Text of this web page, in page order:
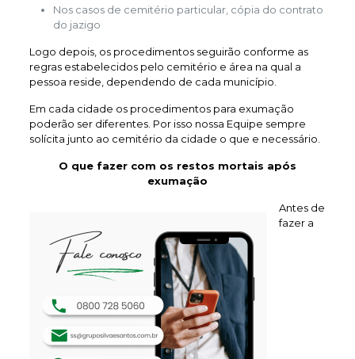
Nos casos de cemitério particular, cópia do contrato
do jazigo
Logo depois, os procedimentos seguirão conforme as
regras estabelecidos pelo cemitério e área na qual a
pessoa reside, dependendo de cada município.
Em cada cidade os procedimentos para exumação
poderão ser diferentes. Por isso nossa Equipe sempre
solícita junto ao cemitério da cidade o que e necessário.
O que fazer com os restos mortais após
exumação
Antes de
fazer a